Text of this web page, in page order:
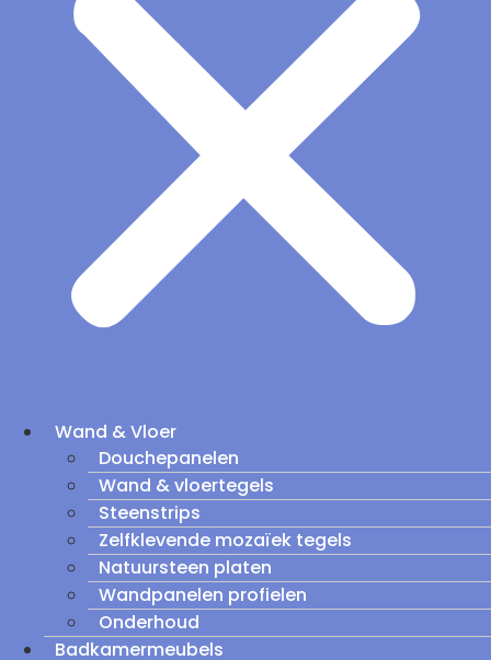
Wand & Vloer
Douchepanelen
Wand & vloertegels
Steenstrips
Zelfklevende mozaïek tegels
Natuursteen platen
Wandpanelen profielen
Onderhoud
Badkamermeubels